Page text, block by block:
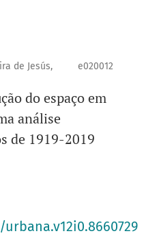
públicas, intervenções
a cidade, cultura e
público, saberes
cidade, tensões sociais
Eletrônica Cent.
de Jesús,
e020012
do espaço em
análise
de 1919-2019